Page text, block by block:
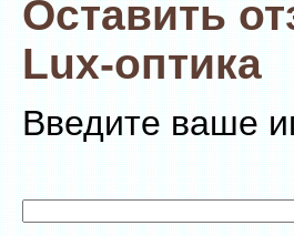
Оставить
Lux-оптика
Введите ваше